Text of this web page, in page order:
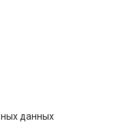
данных